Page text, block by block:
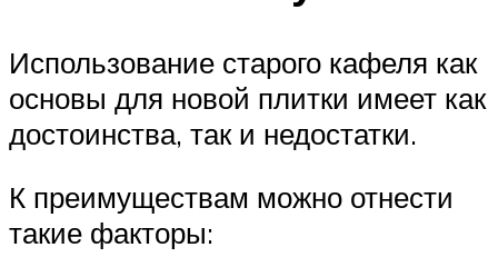
Использование старого кафеля как
основы для новой плитки имеет как
достоинства, так и недостатки.
К преимуществам можно отнести
такие факторы: